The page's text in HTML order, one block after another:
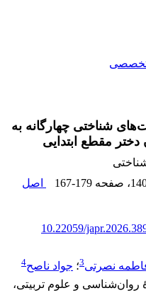
تخصصی
شناختی چهارگانه به
مقطع ابتدایی
، صفحه 167-179
اصل
10.22059/
نصرتی3؛ جواد ناصح4
روان‌شناسی و علوم تربیتی،